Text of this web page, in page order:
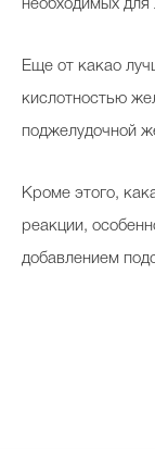
необходимых для
Еще от какао
кислотностью
поджелудочной
Кроме этого,
реакции,
добавлением